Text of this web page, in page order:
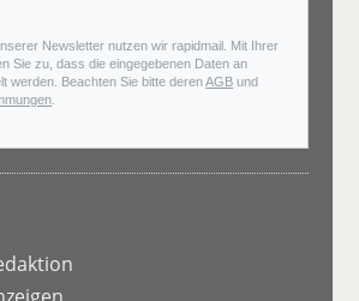
Newsletter nutzen wir rapidmail. Mit Ihrer
Sie zu, dass die eingegebenen Daten an
werden. Beachten Sie bitte derenAGB und